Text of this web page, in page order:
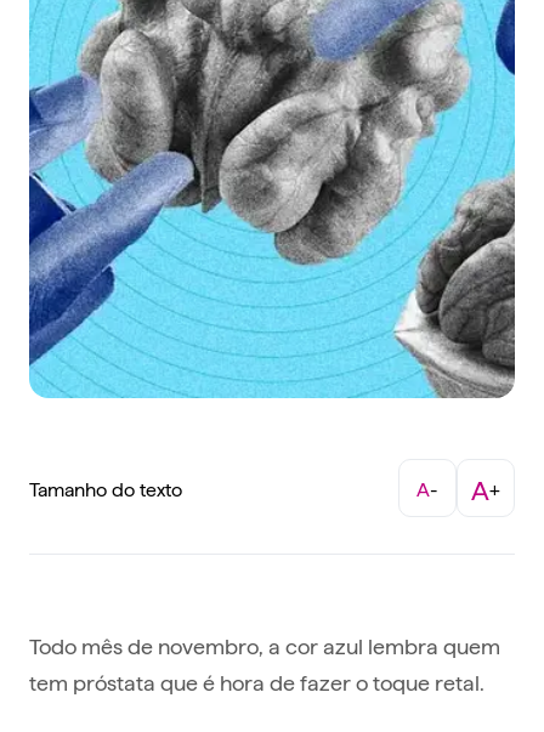
Tamanho do texto A- A+
Todo mês de novembro, a cor azul lembra quem
tem próstata que é hora de fazer o toque retal.